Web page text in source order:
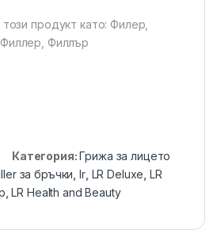
продукт като: Филер,
Филлър
Категория:Грижа за лицето
за бръчки ,lr, LR Deluxe ,LR
,LR Health and Beauty